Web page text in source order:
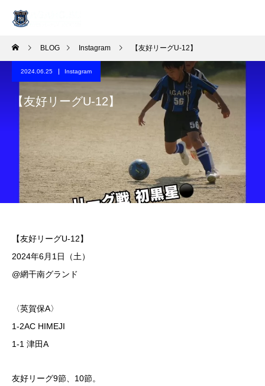
BLOG Instagram 【友好リーグU-12】
2024.06.25 Instagram
【友好リーグU-12】
【友好リーグU-12】
2024年6月1日（土）️
@網干南グランド
〈英賀保A〉
1-2AC HIMEJI
1-1 津田A
友好リーグ9節、10節。